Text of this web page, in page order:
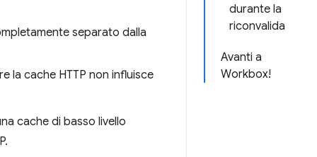
durante la
riconvalida
Avanti a
Workbox!
separato dalla
la cache HTTP non influisce
cache di basso livello